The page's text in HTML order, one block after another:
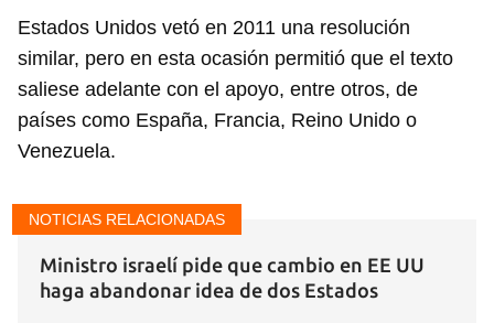
Estados Unidos vetó en 2011 una resolución
similar, pero en esta ocasión permitió que el texto
saliese adelante con el apoyo, entre otros, de
países como España, Francia, Reino Unido o
Venezuela.
NOTICIAS RELACIONADAS
Ministro israelí pide que cambio en EE UU
haga abandonar idea de dos Estados